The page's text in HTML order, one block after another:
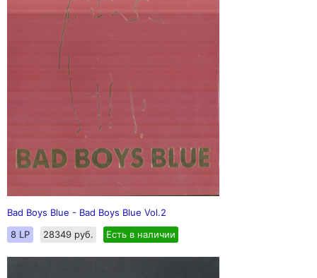
Bad Boys Blue - Bad Boys Blue Vol.2
8 LP
28349 руб. Есть в наличии